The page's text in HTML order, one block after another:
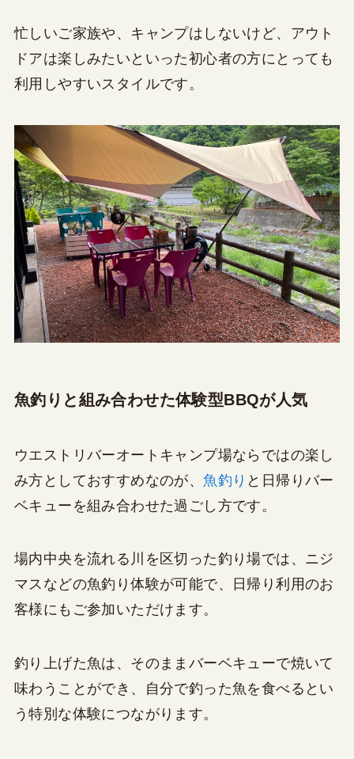
忙しいご家族や、キャンプはしないけど、アウト
ドアは楽しみたいといった初心者の方にとっても
利用しやすいスタイルです。
魚釣りと組み合わせた体験型BBQが人気
ウエストリバーオートキャンプ場ならではの楽し
み方としておすすめなのが、魚釣り と日帰りバー
ベキューを組み合わせた過ごし方です。
場内中央を流れる川を区切った釣り場では、ニジ
マスなどの魚釣り体験が可能で、日帰り利用のお
客様にもご参加いただけます。
釣り上げた魚は、そのままバーベキューで焼いて
味わうことができ、自分で釣った魚を食べるとい
う特別な体験につながります。